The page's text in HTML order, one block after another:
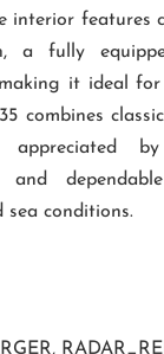
interior features
a fully
it ideal
combines
appreciated
and
conditions.